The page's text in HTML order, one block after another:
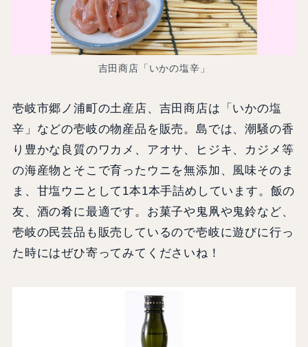
吉田商店「いかの塩辛」
壱岐市郷ノ浦町の土産店、吉田商店は「いかの塩
辛」などの壱岐の物産品を販売。島では、潮騒の香
り豊かな良質のワカメ、アオサ、ヒジキ、カジメ等
の海産物とそこで育ったウニを無添加、風味そのま
ま、甘塩ウニとして1本1本手詰めしています。飯の
友、酒の肴に最適です。お菓子や鬼凧や鬼鈴など、
壱岐の民芸品も販売しているので壱岐に遊びに行っ
た時にはぜひ寄ってみてくださいね！